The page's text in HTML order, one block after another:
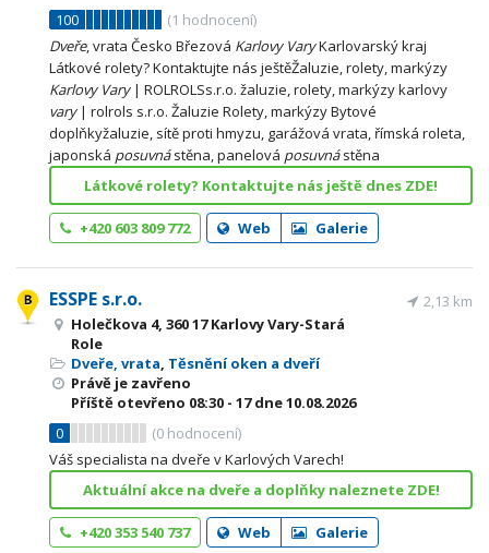
100
(1 hodnocení)
Dveře, vrata Česko Březová Karlovy VaryKarlovarský kraj
Látkové rolety? Kontaktujte nás ještěŽaluzie, rolety, markýzy
Karlovy Vary| ROLROLSs.r.o. žaluzie, rolety, markýzy karlovy
vary| rolrols s.r.o. Žaluzie Rolety, markýzy Bytové
doplňkyžaluzie, sítě proti hmyzu, garážová vrata, římská roleta,
japonská posuvnástěna, panelová posuvnástěna
Látkové rolety? Kontaktujte nás ještě dnes ZDE!
+420 603 809 772 Web Galerie
ESSPE s.r.o.
Holečkova 4, 360 17 Karlovy Vary-Stará
Role
Dveře, vrata, Těsnění oken a dveří
Právě je zavřeno
Příště otevřeno 08:30 - 17dne 10.08.2026
0
(0 hodnocení)
2,13 km
Váš specialista na dveře v Karlových Varech!
Aktuální akce na dveře a doplňky naleznete ZDE!
+420 353 540 737 Web Galerie